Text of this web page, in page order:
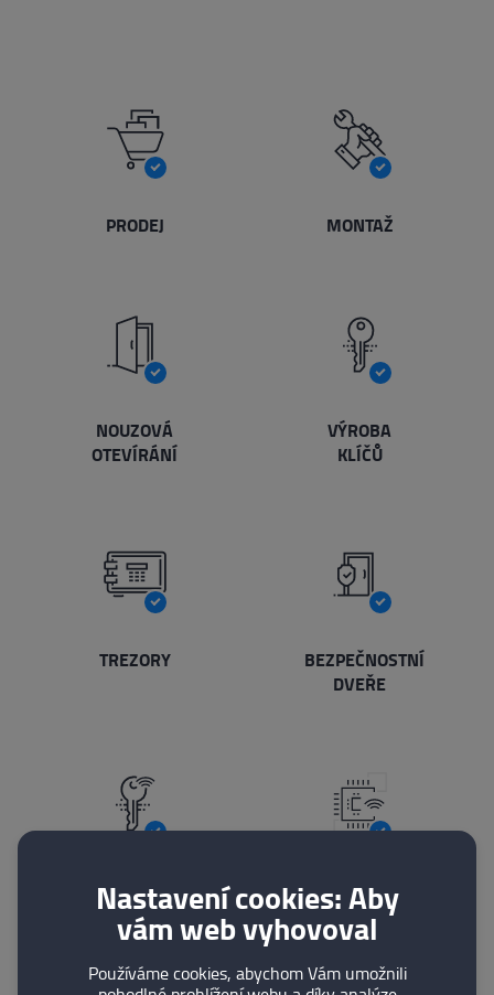
PRODEJ MONTAŽ
NOUZOVÁ
OTEVÍRÁNÍ
VÝROBA
KLÍČŮ
TREZORY BEZPEČNOSTNÍ
DVEŘE
PŘÍSTUPOVÉ
SYSTÉMY
PRODUKTY
EZS
Nastavení cookies: Aby
vám web vyhovoval
Používáme cookies, abychom Vám umožnili